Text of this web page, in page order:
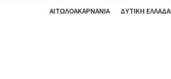
ΑΙΤΩΛΟΑΚΑΡΝΑΝΙΑ ΔΥΤΙΚΗ ΕΛΛΑΔΑ